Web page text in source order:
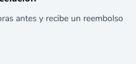
antes y recibe un reembolso